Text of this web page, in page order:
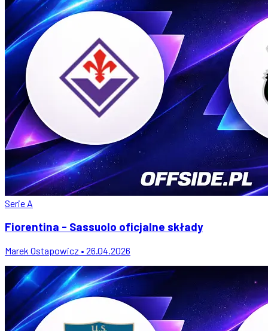
Serie A
Fiorentina - Sassuolo oficjalne składy
Marek Ostapowicz • 26.04.2026